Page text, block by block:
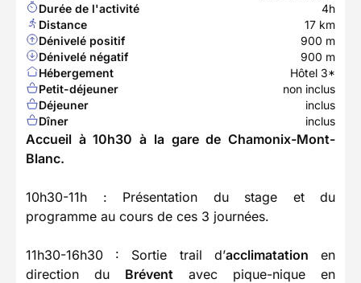
Durée de l'activité
4h
Distance
17 km
Dénivelé positif
900 m
Dénivelé négatif
900 m
Hébergement
Hôtel 3*
Petit-déjeuner
non inclus
Déjeuner
inclus
Dîner
inclus
Accueil à 10h30 à la gare de Chamonix-Mont-
Blanc.
10h30-11h : Présentation du stage et du
programme au cours de ces 3 journées.
11h30-16h30 : Sortie trail d’acclimatation en
direction du Brévent avec pique-nique en